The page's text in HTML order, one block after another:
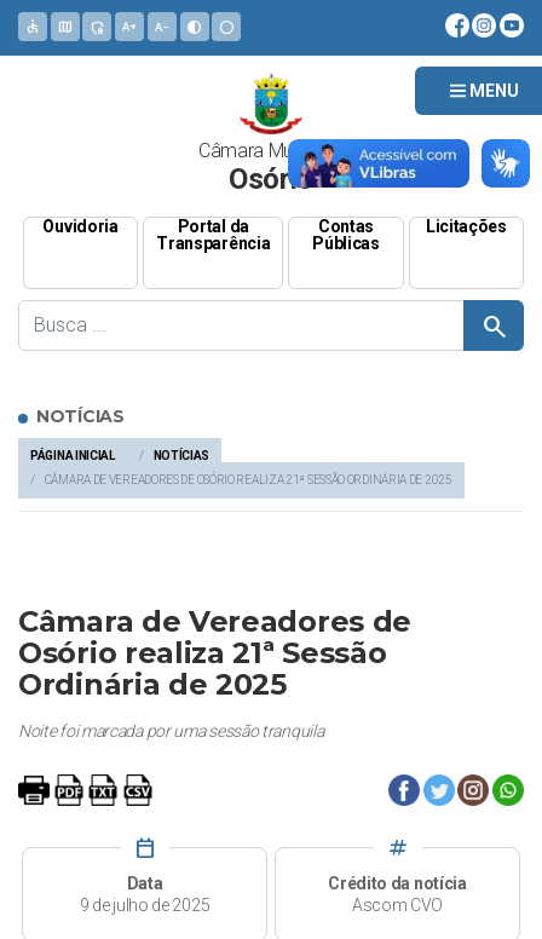
MENU
accessible map admin_panel_settings text_increase text_decrease contrast circle
Câmara Municipal
Osório
Ouvidoria
Portal da
Transparência
Contas
Públicas
Licitações
search
NOTÍCIAS
PÁGINA INICIAL
NOTÍCIAS
CÂMARA DE VEREADORES DE OSÓRIO REALIZA 21ª SESSÃO ORDINÁRIA DE 2025
Câmara de Vereadores de
Osório realiza 21ª Sessão
Ordinária de 2025
Noite foi marcada por uma sessão tranquila
calendar_today
Data
9 de julho de 2025
tag
Crédito da notícia
Ascom CVO